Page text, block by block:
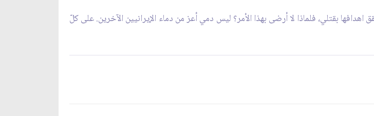
بقتلي، فلماذا لا أرضى بهذا الأمر؟ ليس دمي أعز من دماء الإيرانيين الآخرين. على كلّ